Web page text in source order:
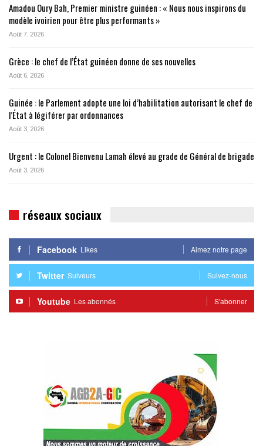
Amadou Oury Bah, Premier ministre guinéen : « Nous nous inspirons du
modèle ivoirien pour être plus performants »
Août 7, 2026
Grèce : le chef de l’État guinéen donne de ses nouvelles
Août 6, 2026
Guinée : le Parlement adopte une loi d’habilitation autorisant le chef de
l’État à légiférer par ordonnances
Août 3, 2026
Urgent : le Colonel Bienvenu Lamah élevé au grade de Général de brigade
Août 3, 2026
réseaux sociaux
Facebook Likes Aimez notre page
Twitter Suiveurs Suivez-nous
Youtube Les abonnés S'abonner